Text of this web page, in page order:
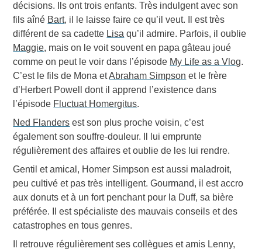
décisions. Ils ont trois enfants. Très indulgent avec son
fils aîné Bart, il le laisse faire ce qu’il veut. Il est très
différent de sa cadette Lisa qu’il admire. Parfois, il oublie
Maggie, mais on le voit souvent en papa gâteau joué
comme on peut le voir dans l’épisode My Life as a Vlog.
C’est le fils de Mona etAbraham Simpson et le frère
d’Herbert Powell dont il apprend l’existence dans
l’épisode Fluctuat Homergitus.
Ned Flanders est son plus proche voisin, c’est
également son souffre-douleur. Il lui emprunte
régulièrement des affaires et oublie de les lui rendre.
Gentil et amical, Homer Simpson est aussi maladroit,
peu cultivé et pas très intelligent. Gourmand, il est accro
auxdonuts et à un fort penchant pour la Duff, sa bière
préférée. Il est spécialiste des mauvais conseils et des
catastrophes en tous genres.
Il retrouve régulièrement ses collègues et amis Lenny,